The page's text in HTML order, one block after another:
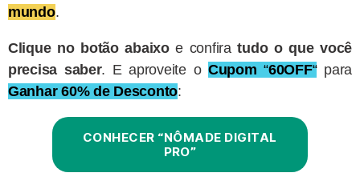
mundo.
Clique no botão abaixoe confiratudo o que você
precisa saber. E aproveite o Cupom “60OFF“para
Ganhar 60% de Desconto:
CONHECER “NÔMADE DIGITAL
PRO”